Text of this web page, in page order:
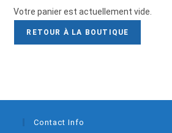
Votre panier est actuellement vide.
RETOUR À LA BOUTIQUE
Contact Info